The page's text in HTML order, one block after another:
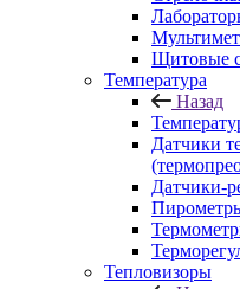
Щитовые
Температура
Назад
Датчики
Датчики-
Тепловизоры